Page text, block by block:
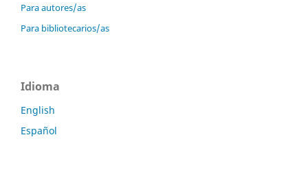
Para autores/as
Para bibliotecarios/as
Idioma
English
Español